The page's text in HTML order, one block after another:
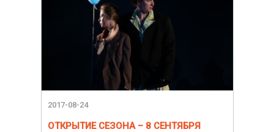
2017-08-24
ОТКРЫТИЕ СЕЗОНА – 8 СЕНТЯБРЯ